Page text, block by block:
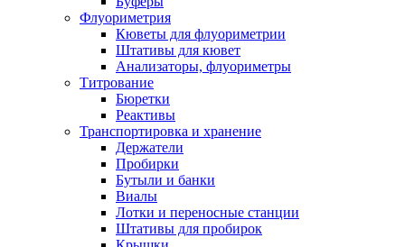
Флуориметрия
Кюветы для флуориметрии
Штативы для кювет
Анализаторы, флуориметры
Титрование
Бюретки
Реактивы
Транспортировка и хранение
Держатели
Пробирки
Бутыли и банки
Виалы
Лотки и переносные станции
Штативы для пробирок